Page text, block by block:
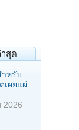
สุด
หรับ
เผยแผ่
2026